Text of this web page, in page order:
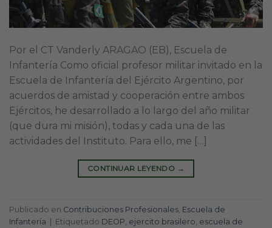
Por el CT Vanderly ARAGAO (EB), Escuela de
Infantería Como oficial profesor militar invitado en la
Escuela de Infantería del Ejército Argentino, por
acuerdos de amistad y cooperación entre ambos
Ejércitos, he desarrollado a lo largo del año militar
(que dura mi misión), todas y cada una de las
actividades del Instituto. Para ello, me […]
CONTINUAR LEYENDO →
Publicado en Contribuciones Profesionales Escuela de
Infantería
Etiquetado DEOP ejercito brasilero escuela de